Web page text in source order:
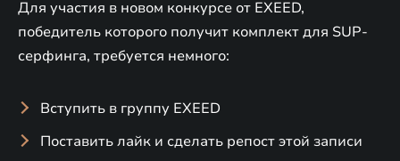
Для участия в новом конкурсе от EXEED,
победитель которого получит комплект для SUP-
серфинга, требуется немного:
Вступить в группу EXEED
Поставить лайк и сделать репост этой записи